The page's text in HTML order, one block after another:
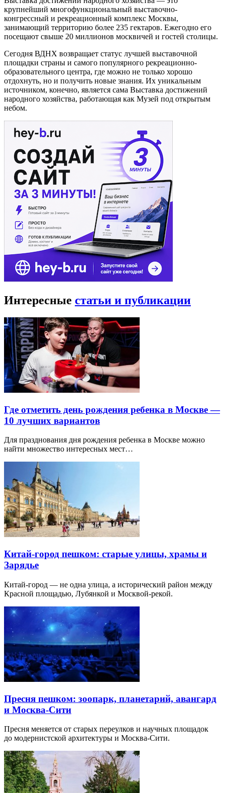
крупнейший многофункциональный выставочно-
конгрессный и рекреационный комплекс Москвы,
занимающий территорию более 235 гектаров. Ежегодно его
посещают свыше 20 миллионов москвичей и гостей столицы.
Сегодня ВДНХ возвращает статус лучшей выставочной
площадки страны и самого популярного рекреационно-
образовательного центра, где можно не только хорошо
отдохнуть, но и получить новые знания. Их уникальным
источником, конечно, является сама Выставка достижений
народного хозяйства, работающая как Музей под открытым
небом.
Интересные статьи и публикации
Где отметить день рождения ребенка в Москве —
10 лучших вариантов
Для празднования дня рождения ребенка в Москве можно
найти множество интересных мест…
Китай-город пешком: старые улицы, храмы и
Зарядье
Китай-город — не одна улица, а исторический район между
Красной площадью, Лубянкой и Москвой-рекой.
Пресня пешком: зоопарк, планетарий, авангард
и Москва-Сити
Пресня меняется от старых переулков и научных площадок
до модернистской архитектуры и Москва-Сити.